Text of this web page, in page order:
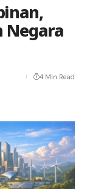
Negara
4 Min Read